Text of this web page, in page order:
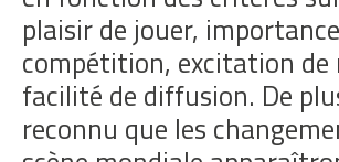
plaisir de jouer,
compétition, excitation de
facilité de diffusion. De
reconnu que les